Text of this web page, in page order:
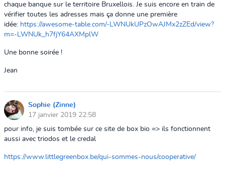
chaque banque sur le territoire Bruxellois. Je suis encore en train de
vérifier toutes les adresses mais ça donne une première
idée: https://awesome-table.com/-LWNUkUPzOwAJMx2zZEd/view?
m=-LWNUk_h7fjY64AXMplW
Une bonne soirée !
Jean
Sophie (Zinne)
17 janvier 2019 22:58
pour info, je suis tombée sur ce site de box bio => ils fonctionnent
aussi avec triodos et le credal
https://www.littlegreenbox.be/qui-sommes-nous/cooperative/